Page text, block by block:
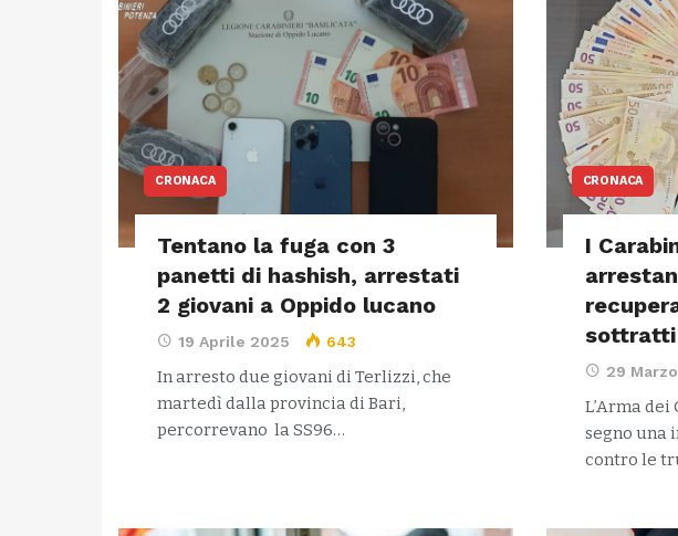
CRONACA
Tentano la fuga con 3
panetti di hashish, arrestati
2 giovani a Oppido lucano
19 Aprile 2025 643
In arresto due giovani di Terlizzi, che
martedì dalla provincia di Bari,
percorrevano la SS96…
CRONACA
I
sottratti
29
L’Arma
segno una
contro le